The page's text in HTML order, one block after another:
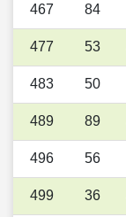
84
467
53
477
50
483
89
489
56
496
36
499